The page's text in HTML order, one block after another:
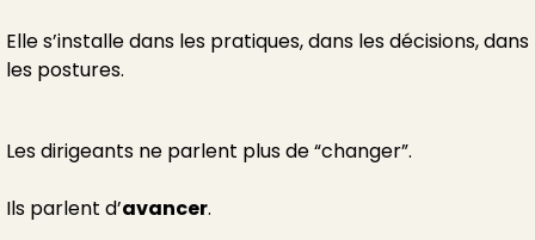
Elle s’installe dans les pratiques, dans les décisions, dans
les postures.
Les dirigeants ne parlent plus de “changer”.
Ils parlent d’avancer.